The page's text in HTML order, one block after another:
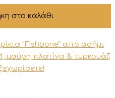
στο καλάθι